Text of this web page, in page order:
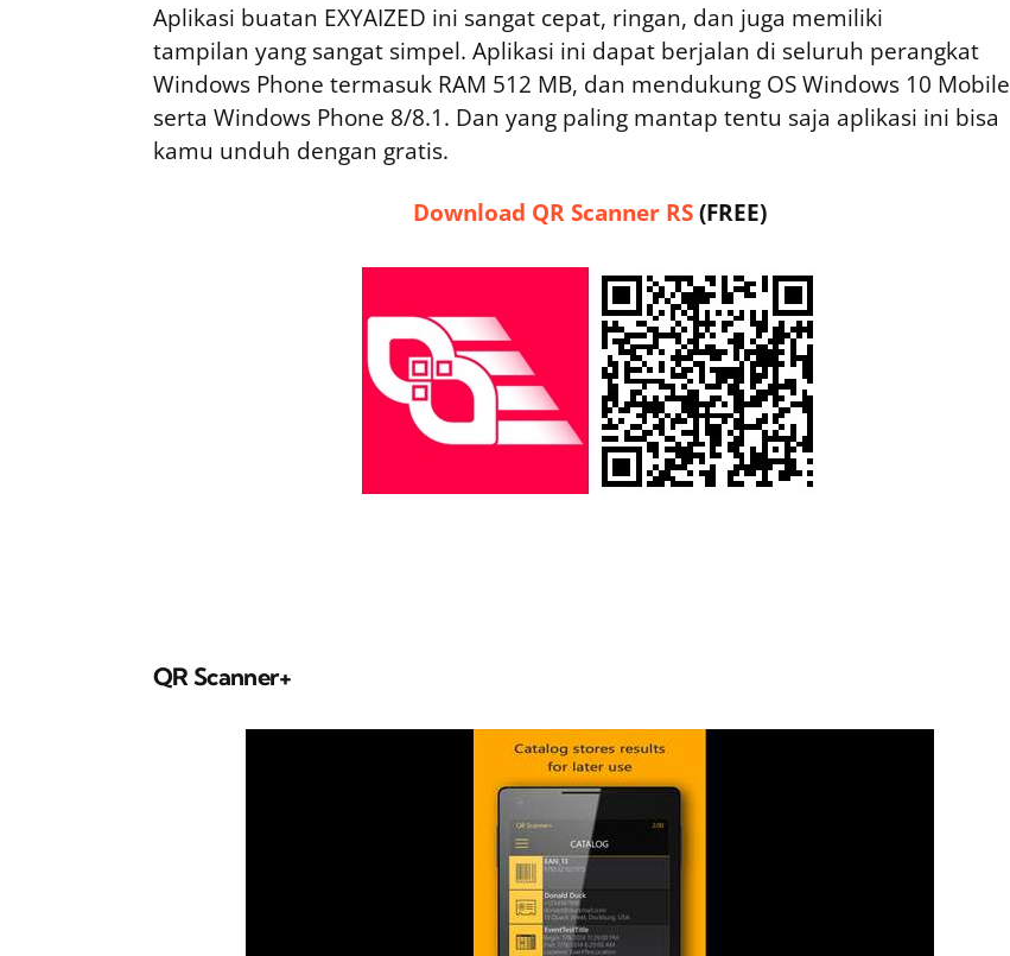
Aplikasi buatan EXYAIZED ini sangat cepat, ringan, dan juga memiliki
tampilan yang sangat simpel. Aplikasi ini dapat berjalan di seluruh perangkat
Windows Phone termasuk RAM 512 MB, dan mendukung OS Windows 10 Mobile
serta Windows Phone 8/8.1. Dan yang paling mantap tentu saja aplikasi ini bisa
kamu unduh dengan gratis.
Download QR Scanner RS(FREE)
QR Scanner+